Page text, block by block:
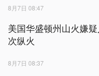
8月7日 08:47
美国华盛顿州山火嫌
次纵火
8月7日 08:37